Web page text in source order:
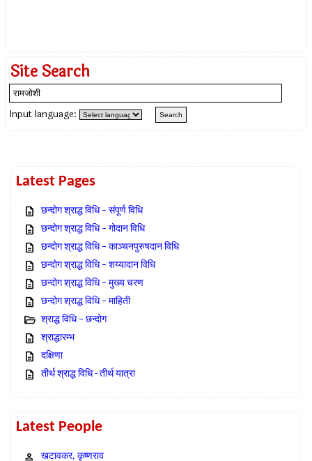
Site Search
Input language:
Latest Pages
छन्दोग श्राद्ध विधि – संपूर्ण विधि
छन्दोग श्राद्ध विधि – गोदान विधि
छन्दोग श्राद्ध विधि – काञ्चनपुरुषदान विधि
छन्दोग श्राद्ध विधि – शय्यादान विधि
छन्दोग श्राद्ध विधि – मुख्य चरण
छन्दोग श्राद्ध विधि – माहिती
श्राद्ध विधि – छन्दोग
श्राद्धारम्भ
दक्षिणा
तीर्थ श्राद्ध विधि - तीर्थ यात्रा
Latest People
खटावकर, कृष्णराव